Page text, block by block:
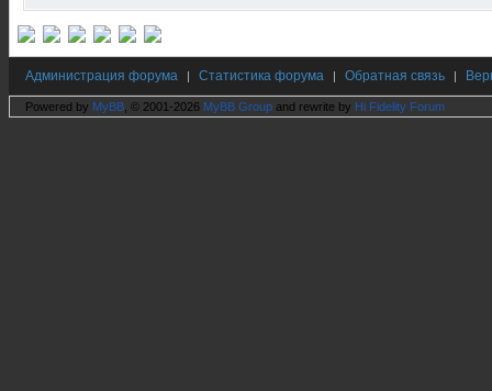
Администрация форума | Статистика форума | Обратная связь |
Powered by MyBB , © 2001-2026 MyBB Group and rewrite by Hi Fidelity Forum